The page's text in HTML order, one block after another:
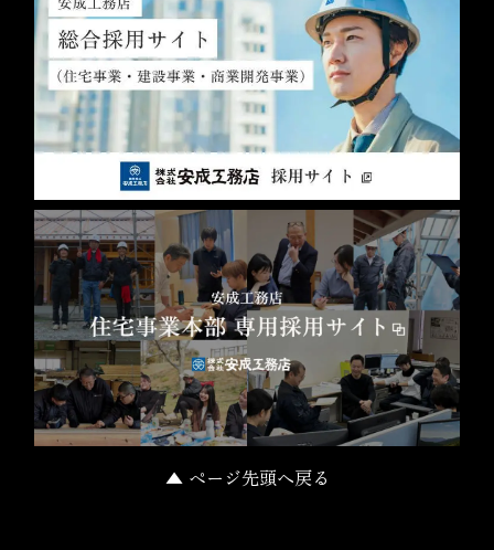
▲ ページ先頭へ戻る